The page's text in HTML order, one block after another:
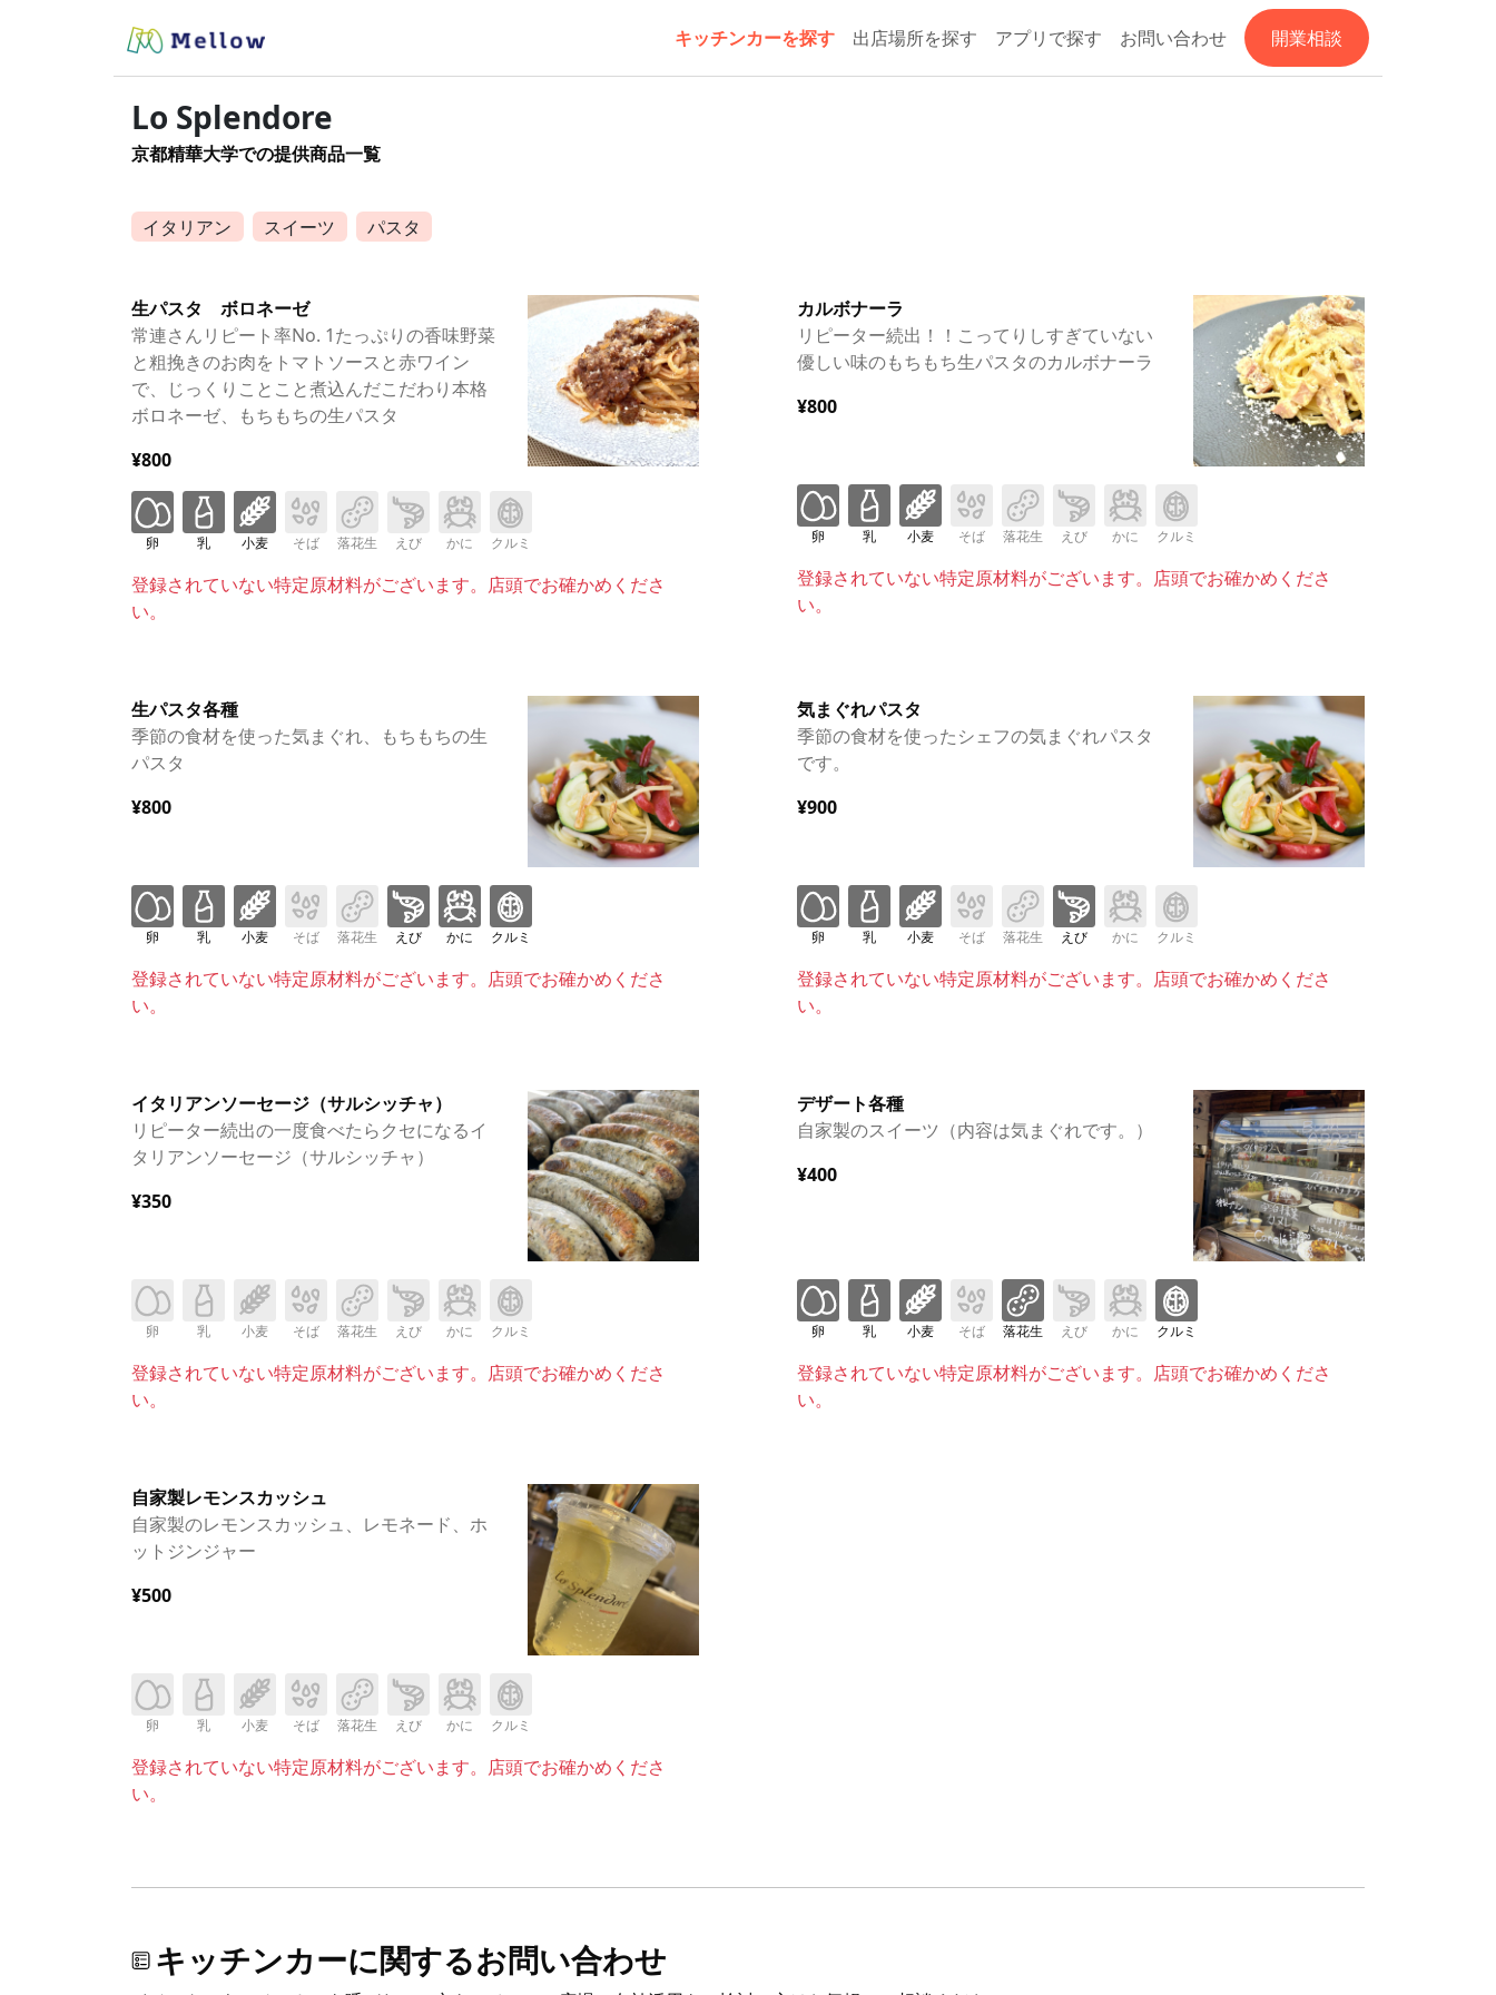
キッチンカーを探す 出店場所を探す アプリで探す お問い合わせ 開業相談
Lo Splendore
京都精華大学での提供商品一覧
イタリアン スイーツ パスタ
生パスタ ボロネーゼ
常連さんリピート率No. 1たっぷりの香味野菜
と粗挽きのお肉をトマトソースと赤ワイン
で、じっくりことこと煮込んだこだわり本格
ボロネーゼ、もちもちの生パスタ
¥800
卵 乳 小麦 そば 落花生 えび かに クルミ
登録されていない特定原材料がございます。店頭でお確かめくださ
い。
カルボナーラ
リピーター続出！！こってりしすぎていない
優しい味のもちもち生パスタのカルボナーラ
¥800
卵 乳 小麦 そば 落花生 えび かに クルミ
登録されていない特定原材料がございます。店頭でお確かめくださ
い。
生パスタ各種
季節の食材を使った気まぐれ、もちもちの生
パスタ
¥800
卵 乳 小麦 そば 落花生 えび かに クルミ
登録されていない特定原材料がございます。店頭でお確かめくださ
い。
気まぐれパスタ
季節の食材を使ったシェフの気まぐれパスタ
です。
¥900
卵 乳 小麦 そば 落花生 えび かに クルミ
登録されていない特定原材料がございます。店頭でお確かめくださ
い。
イタリアンソーセージ（サルシッチャ）
リピーター続出の一度食べたらクセになるイ
タリアンソーセージ（サルシッチャ）
¥350
卵 乳 小麦 そば 落花生 えび かに クルミ
登録されていない特定原材料がございます。店頭でお確かめくださ
い。
デザート各種
自家製のスイーツ（内容は気まぐれです。）
¥400
卵 乳 小麦 そば 落花生 えび かに クルミ
登録されていない特定原材料がございます。店頭でお確かめくださ
い。
自家製レモンスカッシュ
自家製のレモンスカッシュ、レモネード、ホ
ットジンジャー
¥500
卵 乳 小麦 そば 落花生 えび かに クルミ
登録されていない特定原材料がございます。店頭でお確かめくださ
い。
キッチンカーに関するお問い合わせ